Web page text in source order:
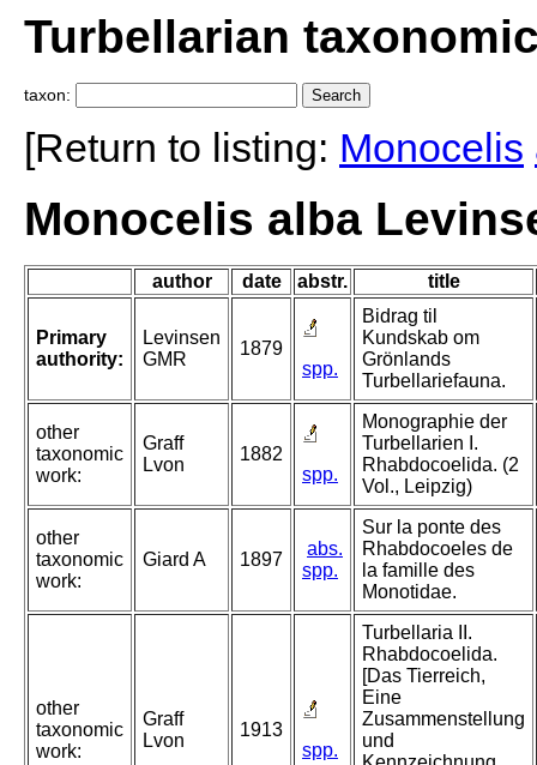
Turbellarian
taxon:
[Return to listing: Monocelis
Monocelis alba
author date abstr. title
Primary
authority:
Levinsen
GMR
1879
spp.
Bidrag til
Kundskab om
Grönlands
Turbellariefauna.
other
taxonomic
work:
Graff
Lvon
1882
spp.
Monographie der
Turbellarien I.
Rhabdocoelida. (2
Vol., Leipzig)
other
taxonomic
work:
Giard A 1897
abs.
spp.
Sur la ponte des
Rhabdocoeles de
la famille des
Monotidae.
other
taxonomic
work:
Graff
Lvon
1913
spp.
Turbellaria II.
Rhabdocoelida.
[Das Tierreich,
Eine
Zusammenstellung
und